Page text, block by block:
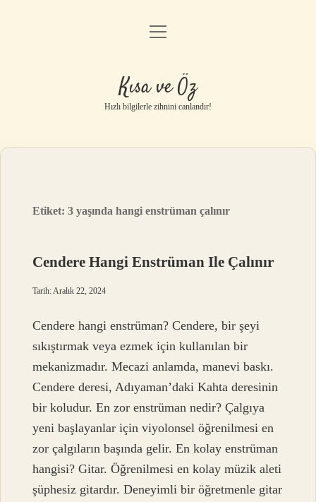
Anasayfa
Gizlilik Politikası
Yasal Uyarı
menüyü
Kısa ve Öz
Hızlı bilgilerle zihnini canlandır!
Etiket:3 yaşında hangi enstrüman çalınır
Cendere Hangi Enstrüman Ile Çalınır
Tarih: Aralık 22, 2024
Cendere hangi enstrüman? Cendere, bir şeyi
sıkıştırmak veya ezmek için kullanılan bir
mekanizmadır. Mecazi anlamda, manevi baskı.
Cendere deresi, Adıyaman’daki Kahta deresinin
bir koludur. En zor enstrüman nedir? Çalgıya
yeni başlayanlar için viyolonsel öğrenilmesi en
zor çalgıların başında gelir. En kolay enstrüman
hangisi? Gitar. Öğrenilmesi en kolay müzik aleti
şüphesiz gitardır. Deneyimli bir öğretmenle gitar